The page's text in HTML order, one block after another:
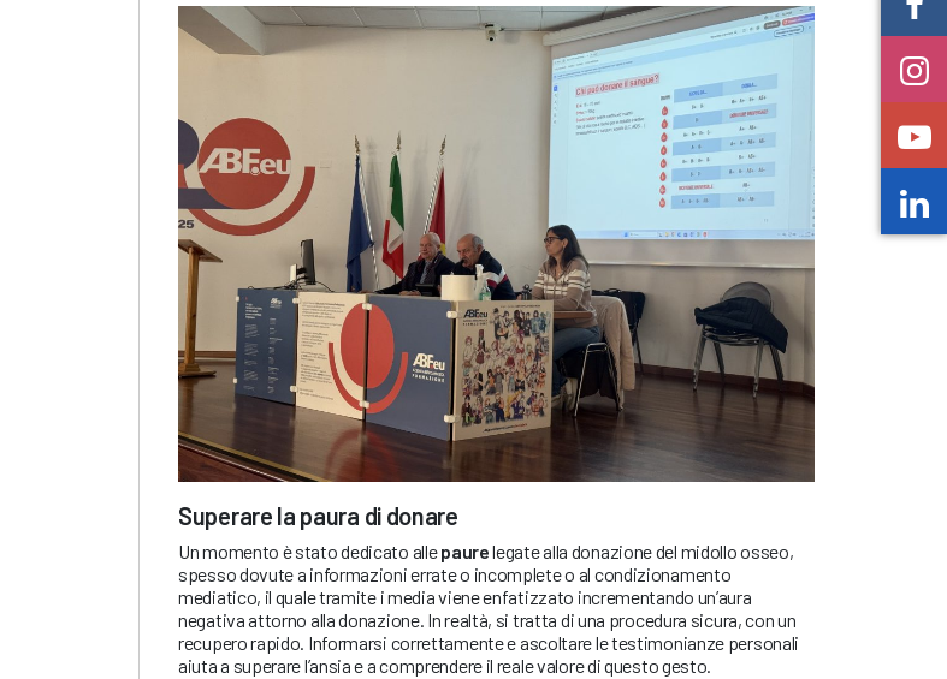
Superare la paura di donare
Un momento è stato dedicato allepaurelegate alla donazione del midollo osseo,
spesso dovute a informazioni errate o incomplete o al condizionamento
mediatico, il quale tramite i media viene enfatizzato incrementando un’aura
negativa attorno alla donazione. In realtà, si tratta di una procedura sicura, con un
recupero rapido. Informarsi correttamente e ascoltare le testimonianze personali
aiuta a superare l’ansia e a comprendere il reale valore di questo gesto.